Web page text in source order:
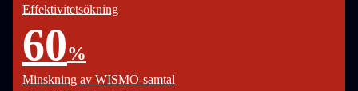
Effektivitetsökning
60%
Minskning av WISMO-samtal